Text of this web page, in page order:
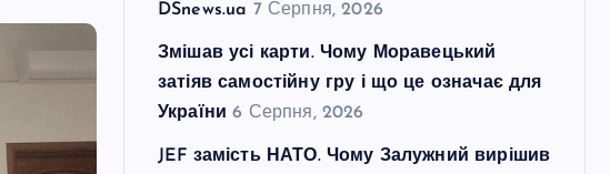
DSnews.ua 7 Серпня, 2026
Змішав усі карти. Чому Моравецький
затіяв самостійну гру і що це означає для
України 6 Серпня, 2026
JEF замість НАТО. Чому Залужний вирішив